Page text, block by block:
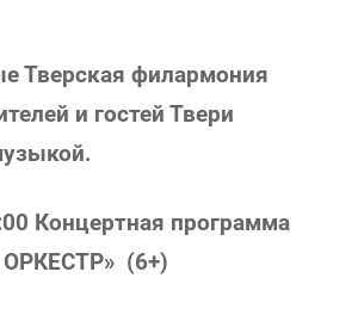
Тверская филармония
и гостей Твери
Концертная программа
(6+)